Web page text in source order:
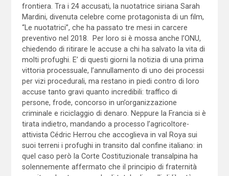
frontiera. Tra i 24 accusati, la nuotatrice siriana Sarah
Mardini, divenuta celebre come protagonista di un film,
“Le nuotatrici”, che ha passato tre mesi in carcere
preventivo nel 2018. Per loro si è mossa anche l’ONU,
chiedendo di ritirare le accuse a chi ha salvato la vita di
molti profughi. E’ di questi giorni la notizia di una prima
vittoria processuale, l’annullamento di uno dei processi
per vizi procedurali, ma restano in piedi contro di loro
accuse tanto gravi quanto incredibili: traffico di
persone, frode, concorso in un’organizzazione
criminale e riciclaggio di denaro. Neppure la Francia si è
tirata indietro, mandando a processo l’agricoltore-
attivista Cédric Herrou che accoglieva in val Roya sui
suoi terreni i profughi in transito dal confine italiano: in
quel caso però la Corte Costituzionale transalpina ha
solennemente affermato che il principio di fraternità